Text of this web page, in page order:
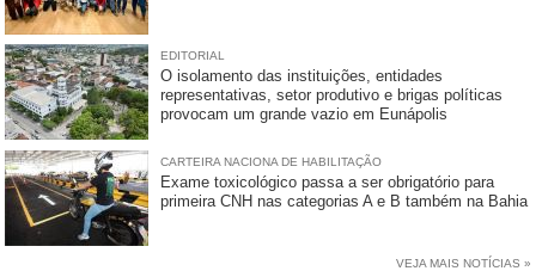
EDITORIAL
O isolamento das instituições, entidades
representativas, setor produtivo e brigas políticas
provocam um grande vazio em Eunápolis
CARTEIRA NACIONA DE HABILITAÇÃO
Exame toxicológico passa a ser obrigatório para
primeira CNH nas categorias A e B também na Bahia
VEJA MAIS NOTÍCIAS »